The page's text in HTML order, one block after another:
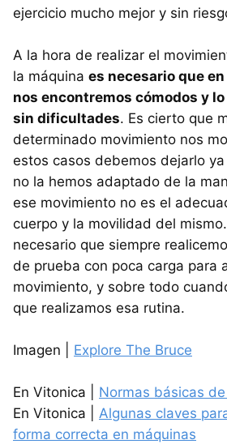
ejercicio mucho mejor y sin
A la hora de realizar el
la máquina es necesario que
nos encontremos cómodos y
sin dificultades. Es cierto que
determinado movimiento nos
estos casos debemos dejarlo
no la hemos adaptado de la
ese movimiento no es el
cuerpo y la movilidad del
necesario que siempre
de prueba con poca carga para
movimiento, y sobre todo
que realizamos esa rutina.
Imagen | Explore The Bruce
En Vitonica | Normas básicas
En Vitonica | Algunas claves
forma correcta en máquinas